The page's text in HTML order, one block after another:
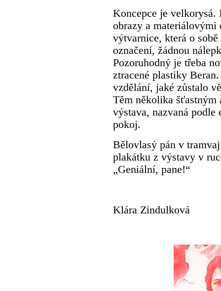
Koncepce je velkorysá.
obrazy a materiálovými
výtvarnice, která o
označení, žádnou
Pozoruhodný je třeba
ztracené plastiky
vzdělání, jaké zůstalo
Těm několika šťastným
výstava, nazvaná
pokoj.
Bělovlasý pán v
plakátku z výstavy v
„Geniální, pane!“
Klára Zindulková